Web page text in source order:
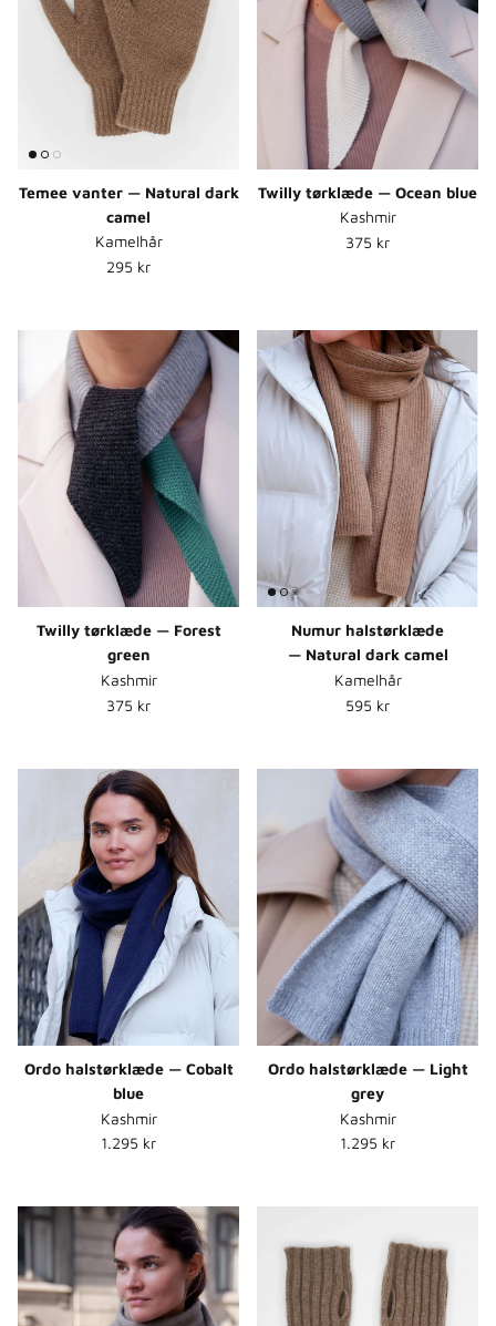
Temee vanter — Natural dark
camel
Kamelhår
Normalpris
295 kr
Twilly tørklæde — Ocean blue
Kashmir
Normalpris
375 kr
Twilly tørklæde — Forest
green
Kashmir
Normalpris
375 kr
Numur halstørklæde
— Natural dark camel
Kamelhår
Normalpris
595 kr
Ordo halstørklæde — Cobalt
blue
Kashmir
Normalpris
1.295 kr
Ordo halstørklæde — Light
grey
Kashmir
Normalpris
1.295 kr